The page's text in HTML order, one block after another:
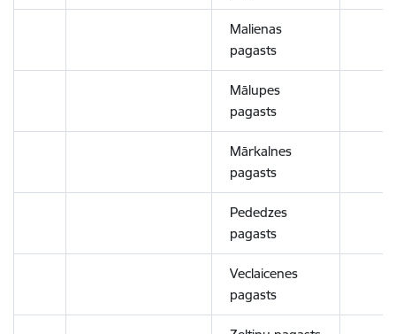
Malienas
pagasts
Mālupes
pagasts
Mārkalnes
pagasts
Pededzes
pagasts
Veclaicenes
pagasts